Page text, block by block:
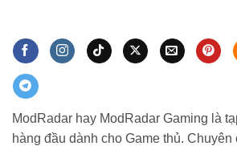
ModRadar hay ModRadar Gaming là
hàng đầu dành cho Game thủ.